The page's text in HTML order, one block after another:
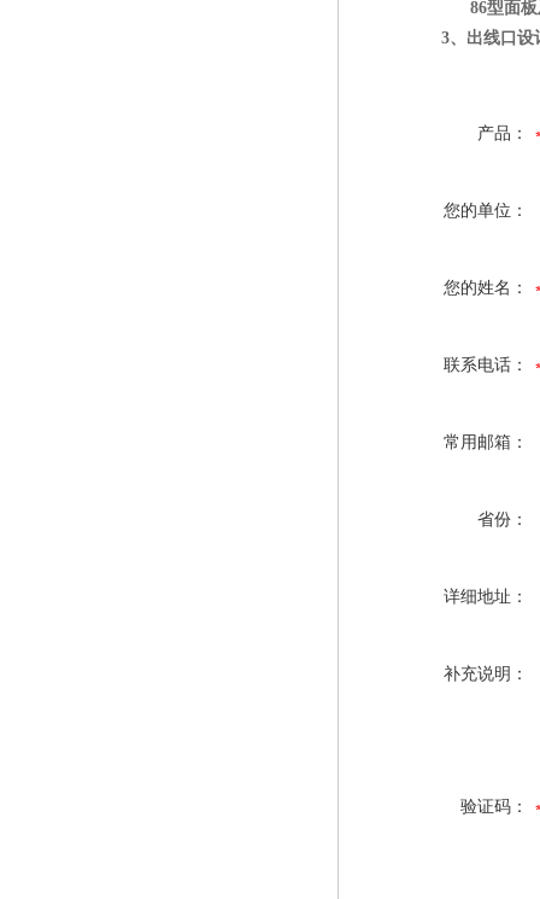
86型面
3、出线口设
产品：
您的单位：
您的姓名：
联系电话：
常用邮箱：
省份：
详细地址：
补充说明：
验证码：